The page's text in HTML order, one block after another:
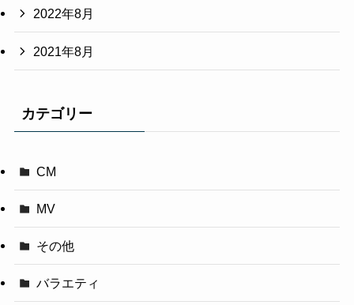
2022年8月
2021年8月
カテゴリー
CM
MV
その他
バラエティ